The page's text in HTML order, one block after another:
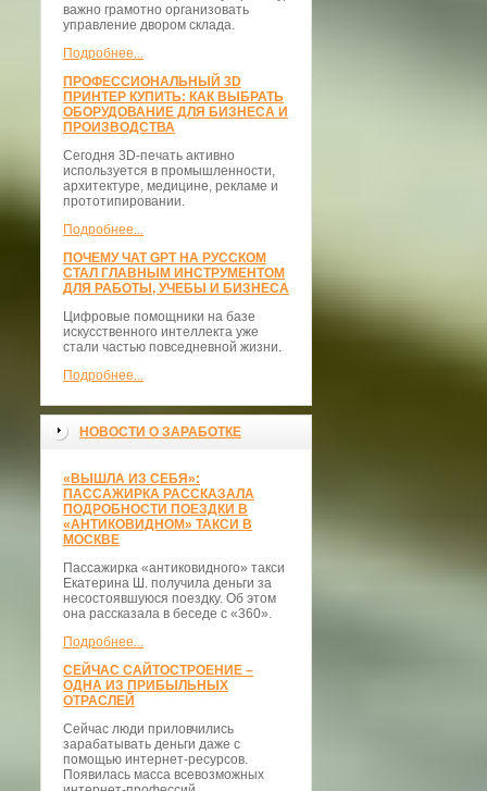
важно грамотно организовать
управление двором склада.
Подробнее...
ПРОФЕССИОНАЛЬНЫЙ 3D
ПРИНТЕР КУПИТЬ: КАК ВЫБРАТЬ
ОБОРУДОВАНИЕ ДЛЯ БИЗНЕСА И
ПРОИЗВОДСТВА
Сегодня 3D-печать активно
используется в промышленности,
архитектуре, медицине, рекламе и
прототипировании.
Подробнее...
ПОЧЕМУ ЧАТ GPT НА РУССКОМ
СТАЛ ГЛАВНЫМ ИНСТРУМЕНТОМ
ДЛЯ РАБОТЫ, УЧЕБЫ И БИЗНЕСА
Цифровые помощники на базе
искусственного интеллекта уже
стали частью повседневной жизни.
Подробнее...
НОВОСТИ О ЗАРАБОТКЕ
«ВЫШЛА ИЗ СЕБЯ»:
ПАССАЖИРКА РАССКАЗАЛА
ПОДРОБНОСТИ ПОЕЗДКИ В
«АНТИКОВИДНОМ» ТАКСИ В
МОСКВЕ
Пассажирка «антиковидного» такси
Екатерина Ш. получила деньги за
несостоявшуюся поездку. Об этом
она рассказала в беседе с «360».
Подробнее...
СЕЙЧАС САЙТОСТРОЕНИЕ –
ОДНА ИЗ ПРИБЫЛЬНЫХ
ОТРАСЛЕЙ
Сейчас люди приловчились
зарабатывать деньги даже с
помощью интернет-ресурсов.
Появилась масса всевозможных